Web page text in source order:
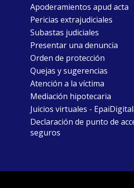
Apoderamientos apud acta
Pericias extrajudiciales
Subastas judiciales
Presentar una denuncia
Orden de protección
Quejas y sugerencias
Atención a la víctima
Mediación hipotecaria
Juicios virtuales -
Declaración de punto de
seguros